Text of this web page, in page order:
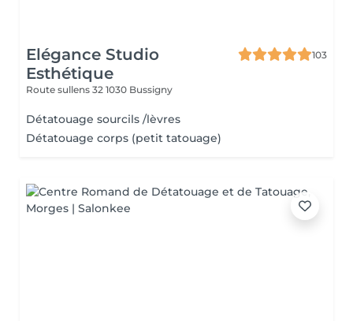
Elégance Studio
Esthétique
103
Route sullens 32 1030 Bussigny
Détatouage sourcils /lèvres
Détatouage corps (petit tatouage)